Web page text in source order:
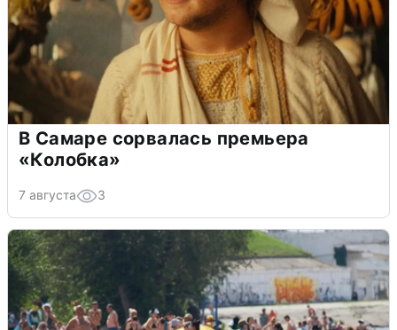
В Самаре сорвалась премьера
«Колобка»
7 августа 3